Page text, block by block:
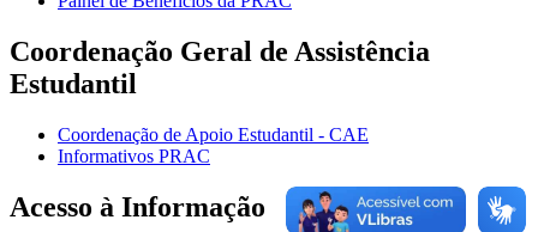
Coordenação Geral de Assistência
Estudantil
Coordenação de Apoio Estudantil - CAE
Informativos PRAC
Acesso à Informação